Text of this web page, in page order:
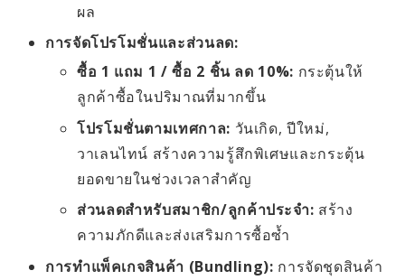
ผล
การจัดโปรโมชั่นและส่วนลด:
ซื้อ 1 แถม 1 / ซื้อ 2 ชิ้น ลด 10%: กระตุ้นให้
ลูกค้าซื้อในปริมาณที่มากขึ้น
โปรโมชั่นตามเทศกาล: วันเกิด, ปีใหม่,
วาเลนไทน์ สร้างความรู้สึกพิเศษและกระตุ้น
ยอดขายในช่วงเวลาสำคัญ
ส่วนลดสำหรับสมาชิก/ลูกค้าประจำ: สร้าง
ความภักดีและส่งเสริมการซื้อซ้ำ
การทำแพ็คเกจสินค้า (Bundling): การจัดชุดสินค้า